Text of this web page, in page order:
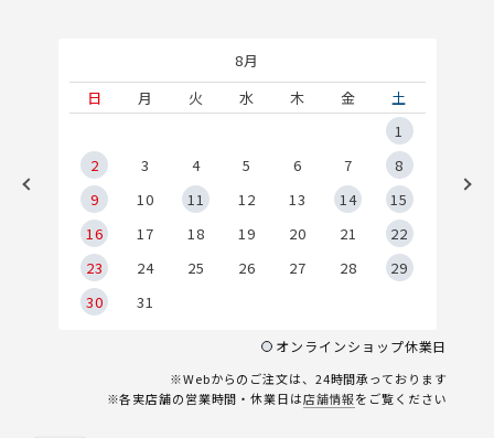
8月
日
月 火 水 木 金
土
1
2
3 4 5 6 7
8
9
10 11 12 13 14
15
16
17 18 19 20 21
22
23
24 25 26 27 28
29
30
31
オンラインショップ休業日
※Webからのご注文は、24時間承っております
※各実店舗の営業時間・休業日は店舗情報をご覧ください